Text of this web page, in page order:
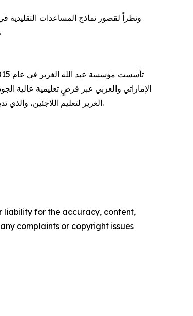
ونظراً لقصور نماذج المساعدات التقليدية
تشكّل خطوة إلى الأمام في كيفية تعاون المؤسسات لتوفير الاستقرار والفرص على المدى الطويل لمستقبل أكثر إشراقاً في المنطقة العربية.
الإماراتي والعربي عبر فرصٍ تعليمية عالية
الغرير لتعليم اللاجئين، والذي تديره المؤسسة أيضاً، في تحقيق أثر إيجابي ملموس في حياة أكثر من 354,000 شاب إماراتي وعربي استفادوا من البرامج والمبادرات حتى الآن.
liability for the accuracy, content,
complaints or copyright issues